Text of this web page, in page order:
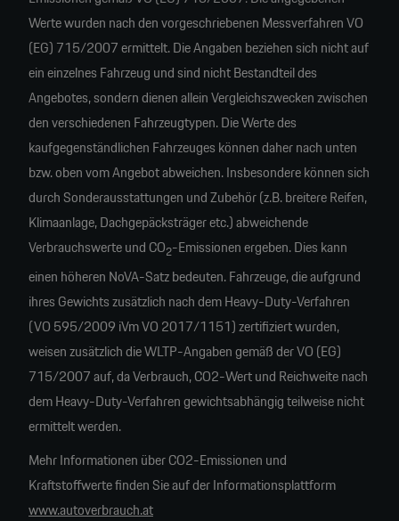
Werte wurden nach den vorgeschriebenen Messverfahren VO
(EG) 715/2007 ermittelt. Die Angaben beziehen sich nicht auf
ein einzelnes Fahrzeug und sind nicht Bestandteil des
Angebotes, sondern dienen allein Vergleichszwecken zwischen
den verschiedenen Fahrzeugtypen. Die Werte des
kaufgegenständlichen Fahrzeuges können daher nach unten
bzw. oben vom Angebot abweichen. Insbesondere können sich
durch Sonderausstattungen und Zubehör (z.B. breitere Reifen,
Klimaanlage, Dachgepäcksträger etc.) abweichende
Verbrauchswerte und CO2-Emissionen ergeben. Dies kann
einen höheren NoVA-Satz bedeuten. Fahrzeuge, die aufgrund
ihres Gewichts zusätzlich nach dem Heavy-Duty-Verfahren
(VO 595/2009 iVm VO 2017/1151) zertifiziert wurden,
weisen zusätzlich die WLTP-Angaben gemäß der VO (EG)
715/2007 auf, da Verbrauch, CO2-Wert und Reichweite nach
dem Heavy-Duty-Verfahren gewichtsabhängig teilweise nicht
ermittelt werden.
Mehr Informationen über CO2-Emissionen und
Kraftstoffwerte finden Sie auf der Informationsplattform
www.autoverbrauch.at